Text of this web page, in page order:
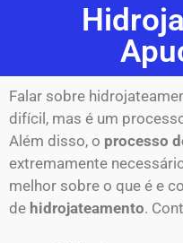
Falar sobre
difícil, mas é um
Além disso, o processo
extremamente
melhor sobre o que é e
de hidrojateamento.